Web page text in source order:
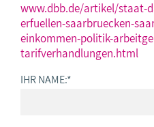
www.dbb.de/artikel/staat-
erfuellen-saarbruecken-
einkommen-politik-
tarifverhandlungen.html
IHR NAME:*